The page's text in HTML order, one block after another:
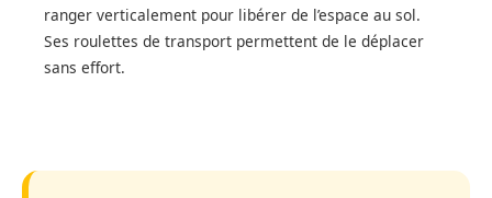
ranger verticalement pour libérer de l’espace au sol.
Ses roulettes de transport permettent de le déplacer
sans effort.